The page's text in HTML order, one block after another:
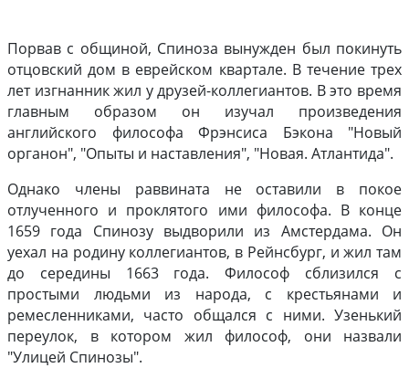
Порвав с общиной, Спиноза вынужден был покинуть
отцовский дом в еврейском квартале. В течение трех
лет изгнанник жил у друзей-коллегиантов. В это время
главным образом он изучал произведения
английского философа Фрэнсиса Бэкона "Новый
органон", "Опыты и наставления", "Новая. Атлантида".
Однако члены раввината не оставили в покое
отлученного и проклятого ими философа. В конце
1659 года Спинозу выдворили из Амстердама. Он
уехал на родину коллегиантов, в Рейнсбург, и жил там
до середины 1663 года. Философ сблизился с
простыми людьми из народа, с крестьянами и
ремесленниками, часто общался с ними. Узенький
переулок, в котором жил философ, они назвали
"Улицей Спинозы".